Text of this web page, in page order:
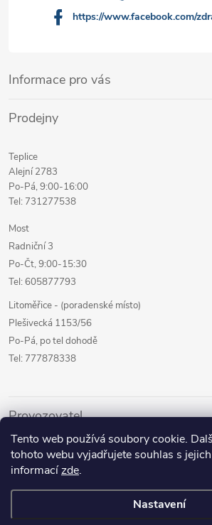
Tento web používá soubory cookie.
tohoto webu vyjadřujete souhlas s
informacízde.
Nastavení
Informace pro vás
Prodejny
Teplice
Alejní 2783
Po-Pá, 9:00-16:00
Tel: 731277538
Most
Radniční 3
Po-Čt, 9:00-15:30
Tel: 605877793
Litoměřice - (poradenské místo)
Plešivecká 1153/56
Po-Pá, po tel dohodě
Tel: 777878338
Provozovatel
Internetový prodej
Kamenné prodejny
Půjčovna pomůcek
Poradenství a služby
https://www.facebook.com/